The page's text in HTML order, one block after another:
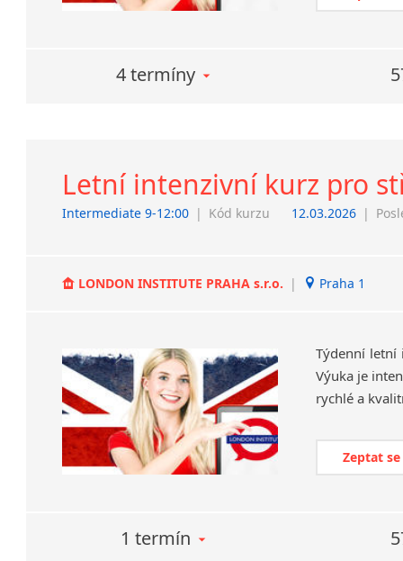
4 termíny
Letní intenzivní kurz pro
Intermediate 9-12:00 | Kód kurzu 12.03.2026 |
LONDON INSTITUTE PRAHA s.r.o. | Praha 1
Týdenní
Výuka je
rychlé a
Zeptat
1 termín